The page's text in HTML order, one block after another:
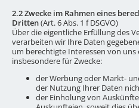
2.2 Zwecke im Rahmen eines
Dritten(Art. 6 Abs. 1 f DSGVO)
Über die eigentliche Erfüllung des
verarbeiten wir Ihre Daten
um berechtigte Interessen von
insbesondere für Zwecke:
der Werbung oder Markt-
der Nutzung Ihrer Daten
der Einholung von